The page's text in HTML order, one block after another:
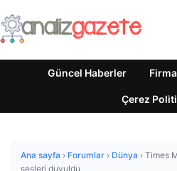
Güncel Haberler
Çerez
Ana sayfa › Forumlar › Dünya › Times
sesleri duyuldu